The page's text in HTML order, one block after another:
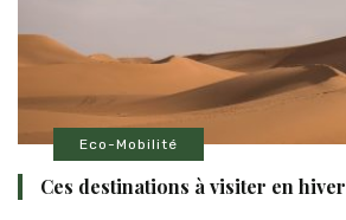
Eco-Mobilité
Ces destinations à visiter en hiver